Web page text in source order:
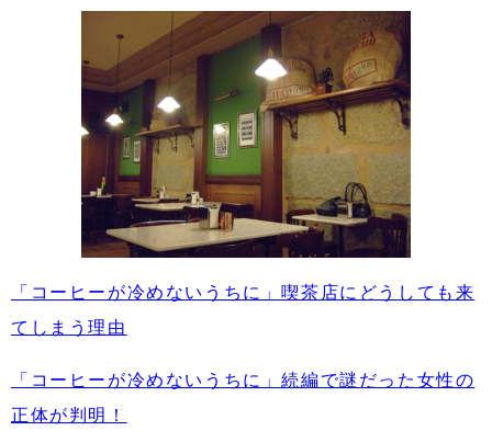
「コーヒーが冷めないうちに」喫茶店にどうしても来
てしまう理由
「コーヒーが冷めないうちに」続編で謎だった女性の
正体が判明！